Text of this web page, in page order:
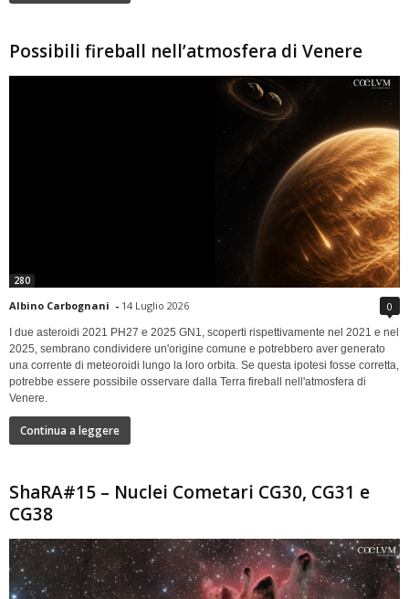
Possibili fireball nell’atmosfera di Venere
280
Albino Carbognani - 14 Luglio 2026 0
I due asteroidi 2021 PH27 e 2025 GN1, scoperti rispettivamente nel 2021 e nel
2025, sembrano condividere un'origine comune e potrebbero aver generato
una corrente di meteoroidi lungo la loro orbita. Se questa ipotesi fosse corretta,
potrebbe essere possibile osservare dalla Terra fireball nell'atmosfera di
Venere.
Continua a leggere
ShaRA#15 – Nuclei Cometari CG30, CG31 e
CG38